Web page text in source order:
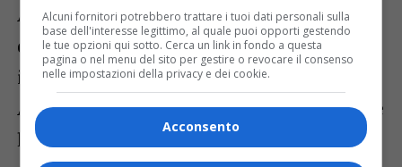
Anche nell’ultimo quarto, la riduzione
dello svantaggio dell’OWW è stata
inesorabile. Un’entrata a canestro di
Antonutti ha dato il -3 (61-64) a -7’22”, due
liberi di Strautins han fatto arrivare Udine
Alcuni fornitori potrebbero trattare i tuoi dati personali sulla
base dell'interesse legittimo, al quale puoi opporti gestendo
le tue opzioni qui sotto. Cerca un link in fondo a questa
pagina o nel menu del sito per gestire o revocare il consenso
nelle impostazioni della privacy e dei cookie.
Acconsento